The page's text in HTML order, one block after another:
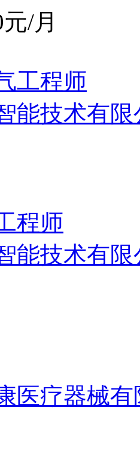
/月
工程师
能技术有限
程师
能技术有限
医疗器械有